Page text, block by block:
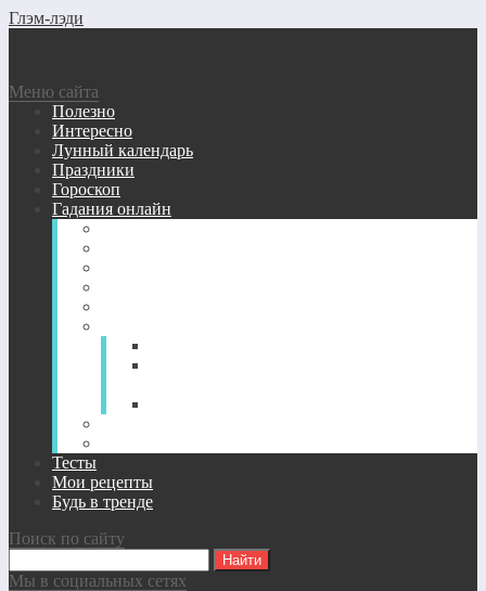
Глэм-лэди
Меню сайта
Полезно
Интересно
Лунный календарь
Праздники
Гороскоп
Гадания онлайн
Тесты
Мои рецепты
Будь в тренде
Поиск по сайту
Мы в социальных сетях